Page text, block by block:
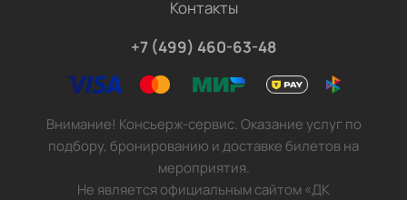
Контакты
+7 (499) 460-63-48
Внимание! Консьерж-сервис. Оказание услуг по
подбору, бронированию и доставке билетов на
мероприятия.
Не является официальным сайтом «ДК